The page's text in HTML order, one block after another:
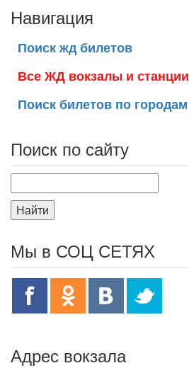
Навигация
Поиск жд билетов
Все ЖД вокзалы и станции
Поиск билетов по городам
Поиск по сайту
Найти
Мы в СОЦ СЕТЯХ
Адрес вокзала